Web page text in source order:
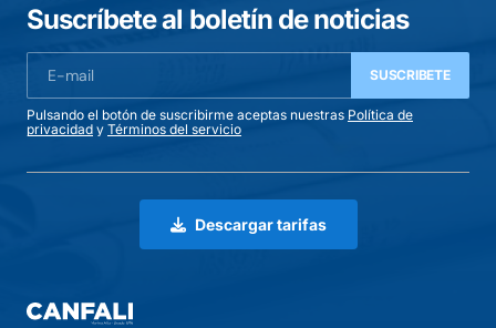
Suscríbete al boletín de noticias
SUSCRIBETE
Pulsando el botón de suscribirme aceptas nuestras Política de
privacidad y Términos del servicio
Descargar tarifas